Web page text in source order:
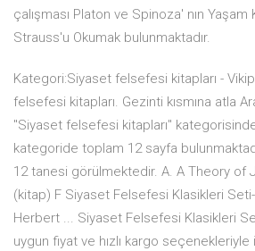
çalışması Platon ve Spinoza' nın Yaşam
Strauss'u Okumak bulunmaktadır.
Kategori:Siyaset felsefesi kitapları -
felsefesi kitapları. Gezinti kısmına atla
"Siyaset felsefesi kitapları"
kategoride toplam 12 sayfa
12 tanesi görülmektedir. A. A Theory of
(kitap) F Siyaset Felsefesi Klasikleri Seti-
Herbert ... Siyaset Felsefesi Klasikleri
uygun fiyat ve hızlı kargo